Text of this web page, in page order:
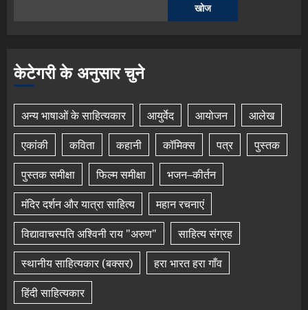
खोज
केटेगरी के अनुसार चुने
अन्य भाषाओं के साहित्यकार आयुर्वेद आयोजन
आलेख
एकांकी
कविता कहानी कॉमिक्स पत्र
पुस्तक
पुस्तक समीक्षा
फिल्म समीक्षा
भजन–कीर्तन
मंदिर दर्शन और यात्रा साहित्य
महान रचनाएं
विद्यावाचस्पति अश्विनी राय "अरुण"
साहित्य संग्रह
स्थानीय साहित्यकार (बक्सर)
हरा भारत हरा गाँव
हिंदी साहित्यकार